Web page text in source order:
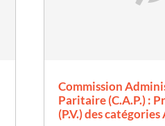
Commission
Paritaire (C.A.P.) :
(P.V.) des catégories